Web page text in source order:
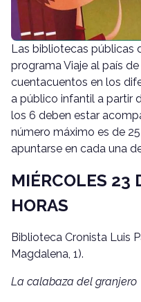
Las bibliotecas públicas
programa Viaje al país
cuentacuentos en los
a público infantil a partir
los 6 deben estar
número máximo es de 25
apuntarse en cada una
MIÉRCOLES 23
HORAS
Biblioteca Cronista Luis
Magdalena, 1).
La calabaza del granjero